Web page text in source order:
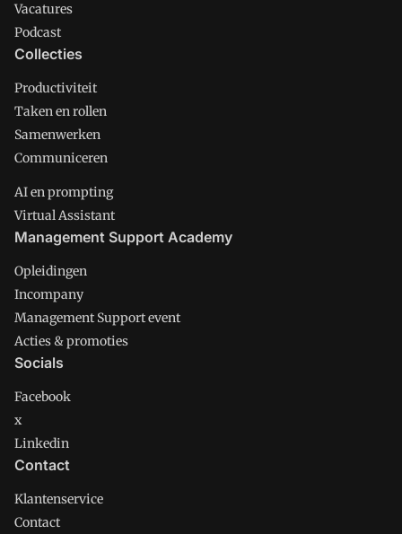
Vacatures
Podcast
Collecties
Productiviteit
Taken en rollen
Samenwerken
Communiceren
AI en prompting
Virtual Assistant
Management Support Academy
Opleidingen
Incompany
Management Support event
Acties & promoties
Socials
Facebook
x
Linkedin
Contact
Klantenservice
Contact